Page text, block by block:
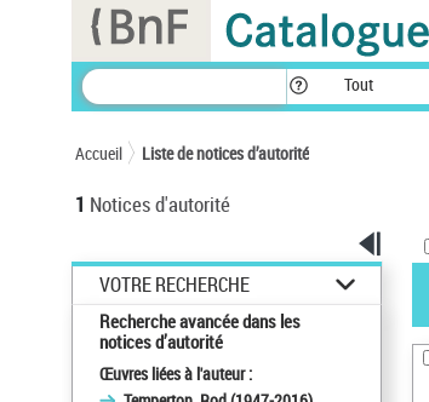
Tout
Accueil Liste de notices d’autorité
1 Notices d'autorité
VOTRE RECHERCHE
Recherche avancée dans les
notices d’autorité
Œuvres liées à l'auteur :
Panneau de gestion des cookies